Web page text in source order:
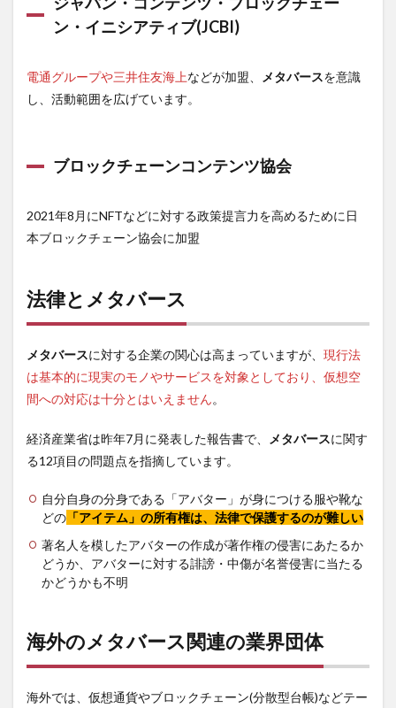
ン・イニシアティブ(JCBI)
電通グループや三井住友海上などが加盟、 メタバースを意識
し、活動範囲を広げています。
ブロックチェーンコンテンツ協会
2021年8月にNFTなどに対する政策提言力を高めるために日
本ブロックチェーン協会に加盟
法律とメタバース
メタバースに対する企業の関心は高まっていますが、 現行法
は基本的に現実のモノやサービスを対象としており、仮想空
間への対応は十分とはいえません。
経済産業省は昨年7月に発表した報告書で、 メタバースに関す
る12項目の問題点を指摘しています。
自分自身の分身である「アバター」が身につける服や靴な
どの 「アイテム」の所有権は、法律で保護するのが難しい
著名人を模したアバターの作成が著作権の侵害にあたるか
どうか、アバターに対する誹謗・中傷が名誉侵害に当たる
かどうかも不明
海外のメタバース関連の業界団体
海外では、仮想通貨やブロックチェーン(分散型台帳)などテー